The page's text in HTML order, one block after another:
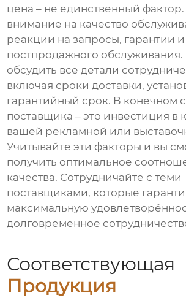
цена – не единственный
внимание на качество
реакции на запросы, гарантии
постпродажного
обсудить все детали
включая сроки доставки,
гарантийный срок. В конечном
поставщика – это инвестиция в
вашей рекламной или
Учитывайте эти факторы и вы
получить оптимальное
качества. Сотрудничайте с теми
поставщиками, которые
максимальную
долговременное
Соответствующая
Продукция